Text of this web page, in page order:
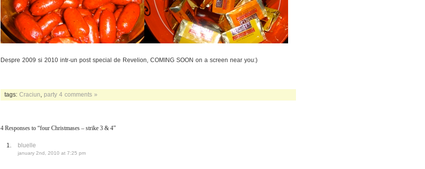
Despre 2009 si 2010 intr-un post special de Revelion, COMING SOON on a screen near you:)
tags: Craciun party 4 comments »
4 Responses to “four Christmases – strike 3 & 4”
bluelle
january 2nd, 2010 at 7:25 pm